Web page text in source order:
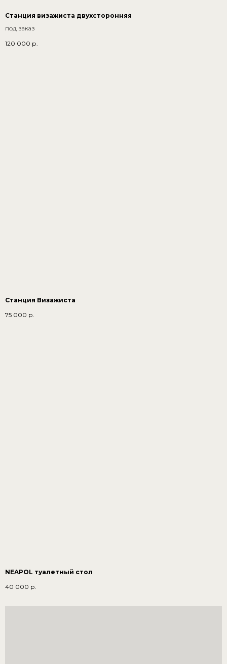
Станция визажиста двухсторонняя
под заказ
120 000 р.
Станция Визажиста
75 000 р.
NEAPOL туалетный стол
40 000 р.